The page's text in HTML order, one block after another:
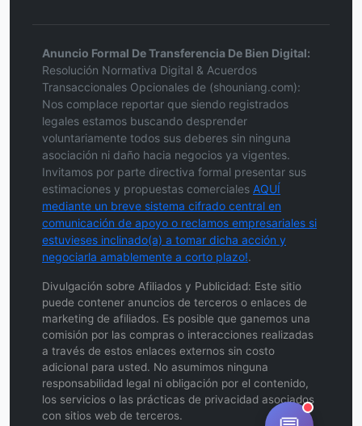
Anuncio Formal De Transferencia De Bien Digital:
Resolución Normativa Digital & Acuerdos
Transaccionales Opcionales de (shouniang.com):
Nos complace reportar que siendo registrados
legales estamos buscando desprender
voluntariamente todos sus deberes sin ninguna
asociación ni daño hacia negocios ya vigentes.
Invitamos por parte directiva formal presentar sus
estimaciones y propuestas comerciales AQUÍ
mediante un breve sistema cifrado central en
comunicación de apoyo o reclamos empresariales si
estuvieses inclinado(a) a tomar dicha acción y
negociarla amablemente a corto plazo!.
Divulgación sobre Afiliados y Publicidad: Este sitio
puede contener anuncios de terceros o enlaces de
marketing de afiliados. Es posible que ganemos una
comisión por las compras o interacciones realizadas
a través de estos enlaces externos sin costo
adicional para usted. No asumimos ninguna
responsabilidad legal ni obligación por el contenido,
los servicios o las prácticas de privacidad asociados
con sitios web de terceros.